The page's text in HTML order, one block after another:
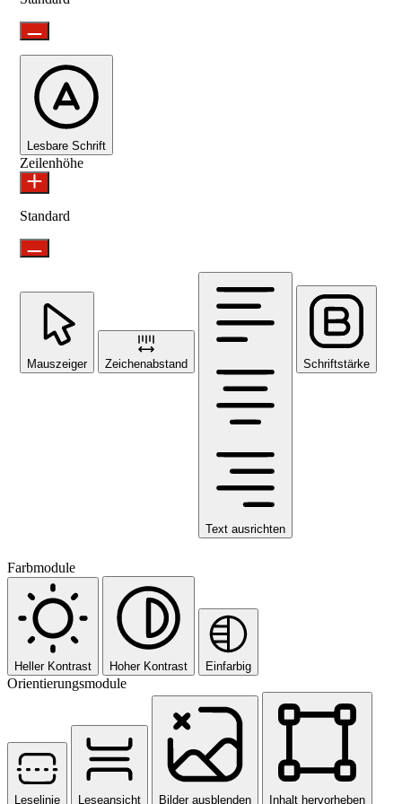
Lesbare Schrift
Zeilenhöhe
Standard
Mauszeiger Zeichenabstand
Text ausrichten
Schriftstärke
Farbmodule
Heller Kontrast Hoher Kontrast Einfarbig
Orientierungsmodule
Leselinie Leseansicht Bilder ausblenden Inhalt hervorheben